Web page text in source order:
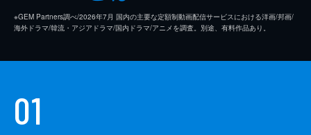
※GEM Partners調べ/2026年7⽉ 国内の主要な定額制動画配信サービスにおける洋画/邦画/
海外ドラマ/韓流・アジアドラマ/国内ドラマ/アニメを調査。別途、有料作品あり。
01